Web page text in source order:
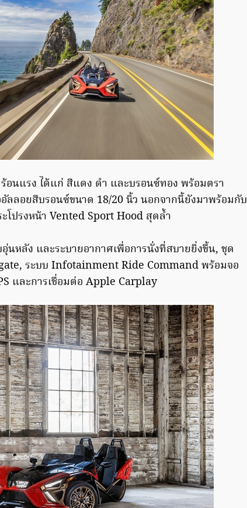
อนแรง ได้แก่ สีแดง ดำ และบรอนซ์ทอง พร้อมตรา
ลอยสีบรอนซ์ขนาด 18/20 นิ้ว นอกจากนี้ยังมาพร้อมกับ
โปรงหน้า Vented Sport Hood สุดล้ำ
นหลัง และระบายอากาศเพื่อการนั่งที่สบายยิ่งขึ้น, ชุด
ระบบ Infotainment Ride Command พร้อมจอ
และการเชื่อมต่อ Apple Carplay